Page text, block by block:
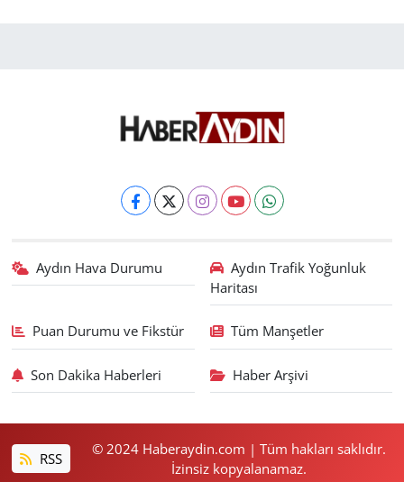
Aydın Hava Durumu
Aydın Trafik Yoğunluk
Haritası
Puan Durumu ve Fikstür Tüm Manşetler
Son Dakika Haberleri Haber Arşivi
RSS
© 2024 Haberaydin.com | Tüm hakları saklıdır.
İzinsiz kopyalanamaz.